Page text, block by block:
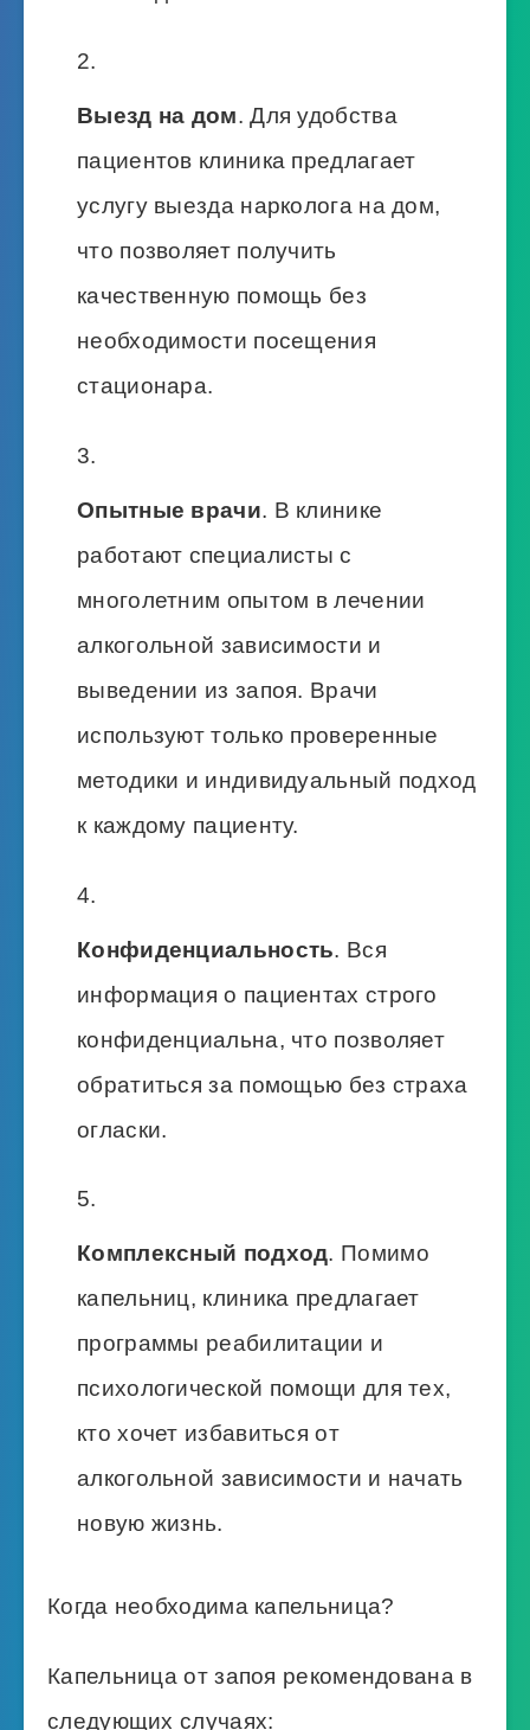
Выезд на дом. Для удобства
пациентов клиника предлагает
услугу выезда нарколога на дом,
что позволяет получить
качественную помощь без
необходимости посещения
стационара.
Опытные врачи. В клинике
работают специалисты с
многолетним опытом в лечении
алкогольной зависимости и
выведении из запоя. Врачи
используют только проверенные
методики и индивидуальный подход
к каждому пациенту.
Конфиденциальность. Вся
информация о пациентах строго
конфиденциальна, что позволяет
обратиться за помощью без страха
огласки.
Комплексный подход. Помимо
капельниц, клиника предлагает
программы реабилитации и
психологической помощи для тех,
кто хочет избавиться от
алкогольной зависимости и начать
новую жизнь.
Когда необходима капельница?
Капельница от запоя рекомендована в
следующих случаях: